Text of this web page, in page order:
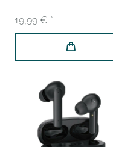
Energiesparend
19,99 € *